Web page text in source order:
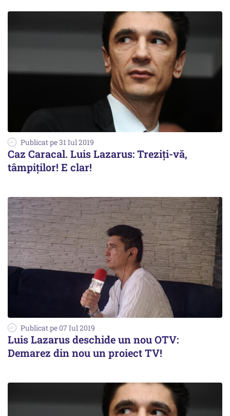
Publicat pe 31 Iul 2019
Caz Caracal. Luis Lazarus: Treziți-vă,
tâmpiților! E clar!
Publicat pe 07 Iul 2019
Luis Lazarus deschide un nou OTV:
Demarez din nou un proiect TV!